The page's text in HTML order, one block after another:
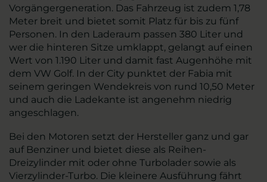
Vorgängergeneration. Das Fahrzeug ist zudem 1,78
Meter breit und bietet somit Platz für bis zu fünf
Personen. In den Laderaum passen 380 Liter und
wer die hinteren Sitze umklappt, gelangt auf einen
Wert von 1.190 Liter und damit fast Augenhöhe mit
dem VW Golf. In der City punktet der Fabia mit
seinem geringen Wendekreis von rund 10,50 Meter
und auch die Ladekante ist angenehm niedrig
angeschlagen.
Bei den Motoren setzt der Hersteller ganz und gar
auf Benziner und bietet diese als Reihen-
Dreizylinder mit oder ohne Turbolader sowie als
Vierzylinder-Turbo. Die kleinere Ausführung fährt